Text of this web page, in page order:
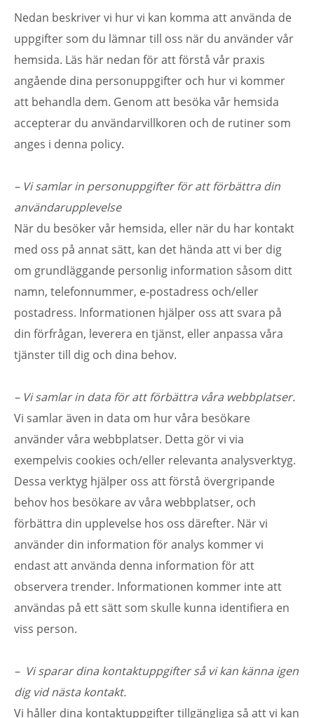
Nedan beskriver vi hur vi kan komma att använda de
uppgifter som du lämnar till oss när du använder vår
hemsida. Läs här nedan för att förstå vår praxis
angående dina personuppgifter och hur vi kommer
att behandla dem. Genom att besöka vår hemsida
accepterar du användarvillkoren och de rutiner som
anges i denna policy.
– Vi samlar in personuppgifter för att förbättra din
användarupplevelse
När du besöker vår hemsida, eller när du har kontakt
med oss på annat sätt, kan det hända att vi ber dig
om grundläggande personlig information såsom ditt
namn, telefonnummer, e-postadress och/eller
postadress. Informationen hjälper oss att svara på
din förfrågan, leverera en tjänst, eller anpassa våra
tjänster till dig och dina behov.
– Vi samlar in data för att förbättra våra webbplatser.
Vi samlar även in data om hur våra besökare
använder våra webbplatser. Detta gör vi via
exempelvis cookies och/eller relevanta analysverktyg.
Dessa verktyg hjälper oss att förstå övergripande
behov hos besökare av våra webbplatser, och
förbättra din upplevelse hos oss därefter. När vi
använder din information för analys kommer vi
endast att använda denna information för att
observera trender. Informationen kommer inte att
användas på ett sätt som skulle kunna identifiera en
viss person.
– Vi sparar dina kontaktuppgifter så vi kan känna igen
dig vid nästa kontakt.
Vi håller dina kontaktuppgifter tillgängliga så att vi kan